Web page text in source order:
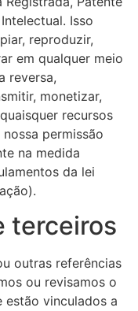
Isso
reproduzir,
em qualquer meio
reversa,
monetizar,
recursos
permissão
na medida
da lei
terceiros
outras referências
ou revisamos o
vinculados a